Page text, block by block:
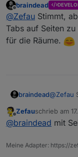
Und bei den
zusätzlich
Offline
braindead
@Zefau Stimmt,
Tabs auf Seiten
für die Räume.
braindead@Zefau
eine
Offline
Zefauschrieb am
zuletzt
@braindead mit
Meine Adapter: https://